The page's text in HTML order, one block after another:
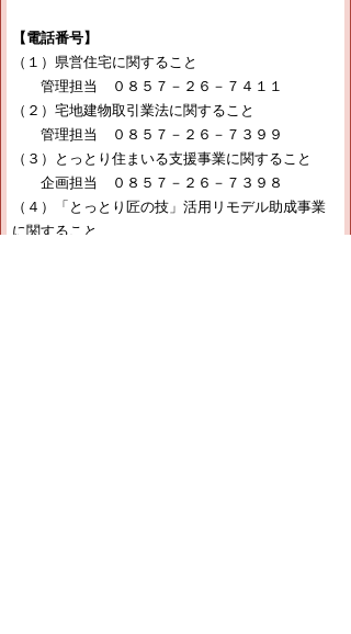
【電話番号】
（１）県営住宅に関すること
管理担当 ０８５７－２６－７４１１
（２）宅地建物取引業法に関すること
管理担当 ０８５７－２６－７３９９
（３）とっとり住まいる支援事業に関すること
企画担当 ０８５７－２６－７３９８
（４）「とっとり匠の技」活用リモデル助成事業
に関すること